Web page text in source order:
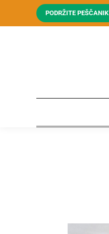
PODRŽITE PEŠČANIK